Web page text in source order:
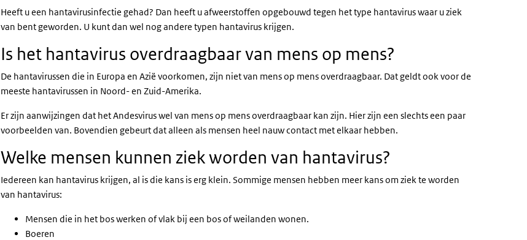
Heeft u een hantavirusinfectie gehad? Dan heeft u afweerstoffen opgebouwd tegen het type hantavirus waar u ziek
van bent geworden. U kunt dan wel nog andere typen hantavirus krijgen.
Is het hantavirus overdraagbaar van mens op mens?
De hantavirussen die in Europa en Azië voorkomen, zijn niet van mens op mens overdraagbaar. Dat geldt ook voor de
meeste hantavirussen in Noord- en Zuid-Amerika.
Er zijn aanwijzingen dat het Andesvirus wel van mens op mens overdraagbaar kan zijn. Hier zijn een slechts een paar
voorbeelden van. Bovendien gebeurt dat alleen als mensen heel nauw contact met elkaar hebben.
Welke mensen kunnen ziek worden van hantavirus?
Iedereen kan hantavirus krijgen, al is die kans is erg klein. Sommige mensen hebben meer kans om ziek te worden
van hantavirus:
Mensen die in het bos werken of vlak bij een bos of weilanden wonen.
Boeren